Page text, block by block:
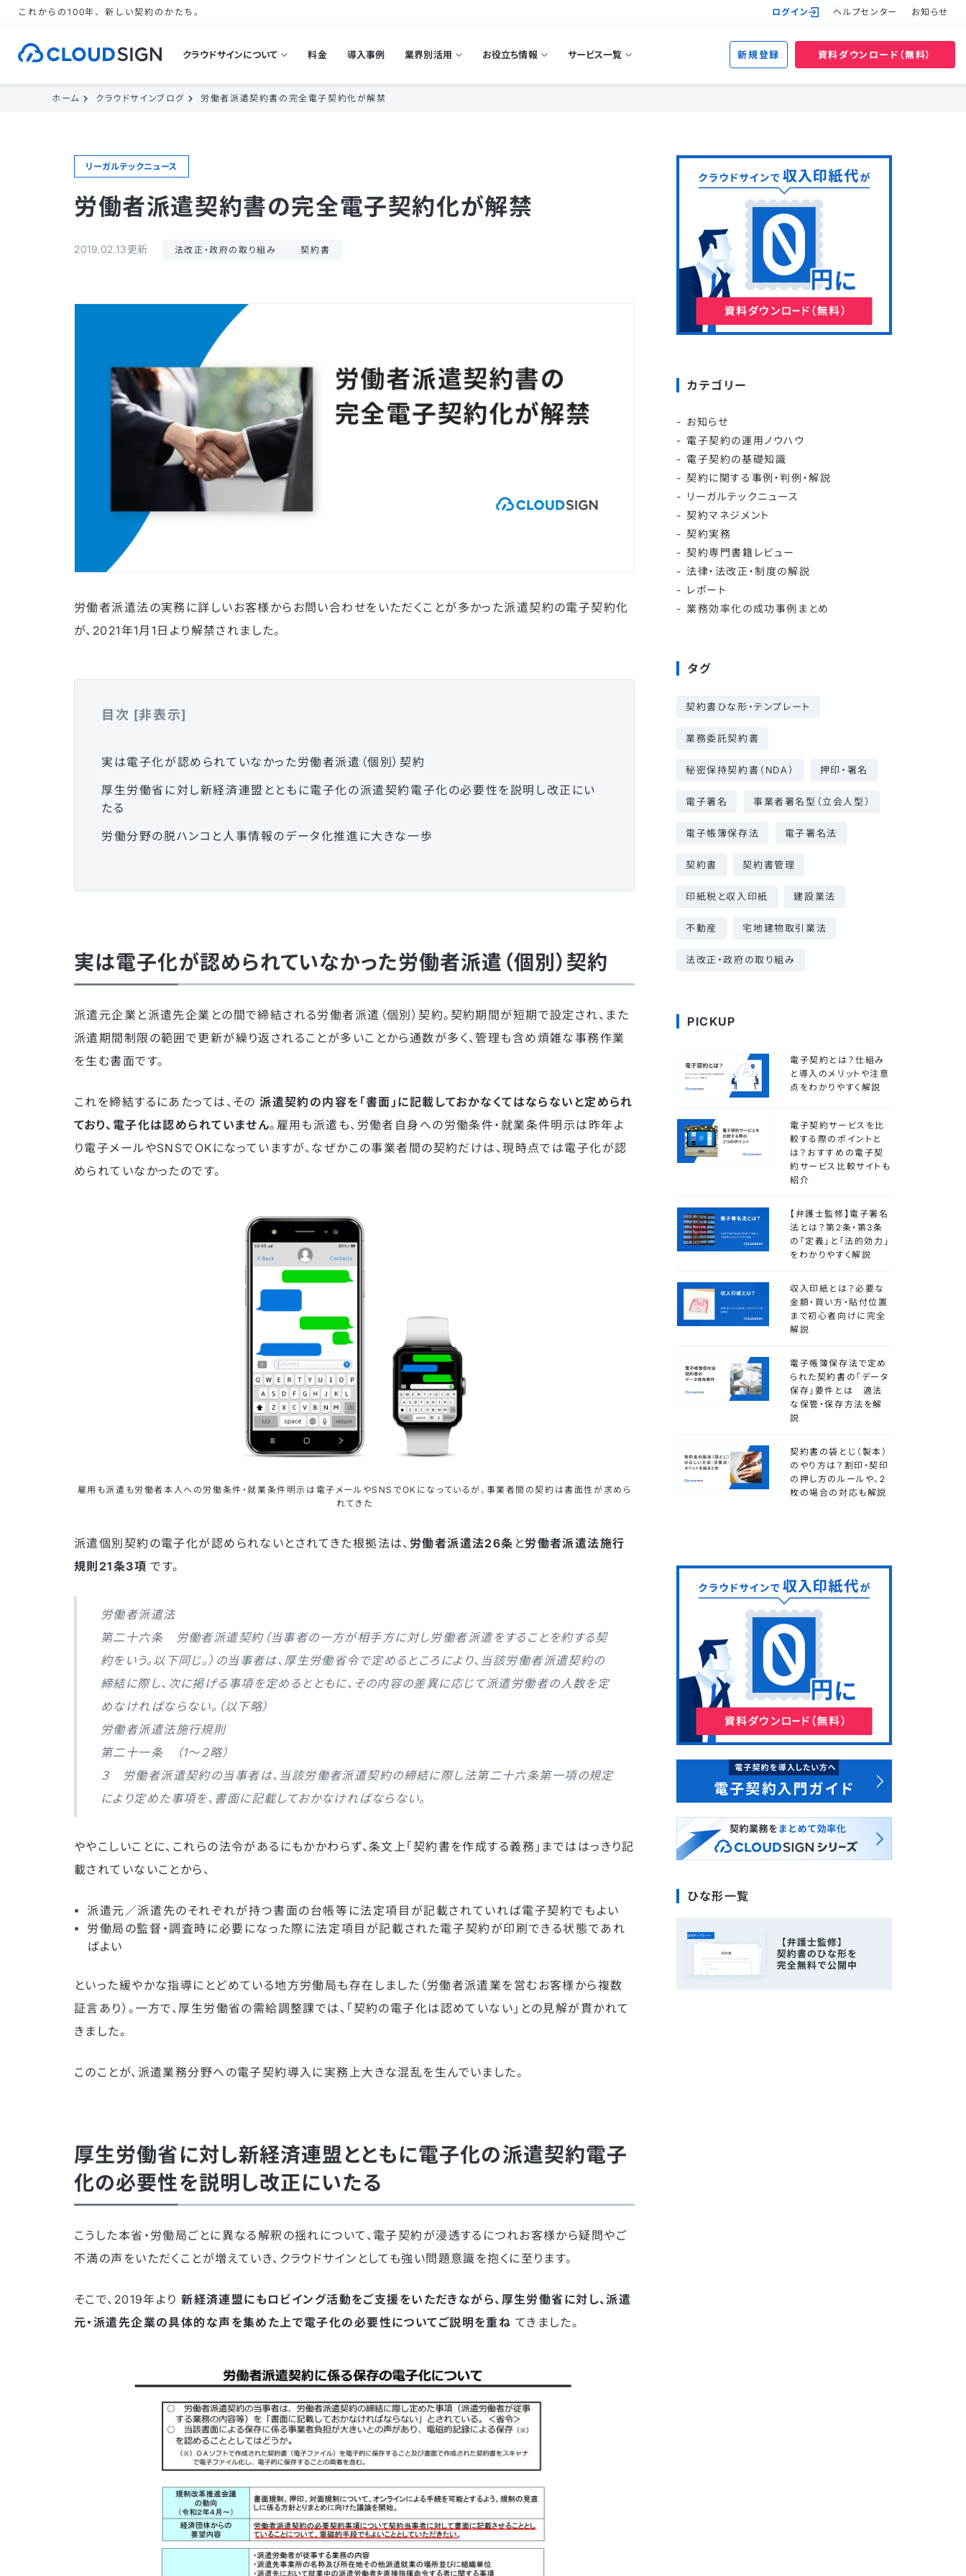
これからの100年、新しい契約のかたち。 ログイン ヘルプセンター お知らせ
クラウドサインについて 料金 導入事例 業界別活用 お役立ち情報 サービス一覧 新規登録 資料ダウンロード（無料）
ホーム クラウドサインブログ 労働者派遣契約書の完全電子契約化が解禁
リーガルテックニュース
労働者派遣契約書の完全電子契約化が解禁
2019.02.13更新 法改正・政府の取り組み 契約書
労働者派遣法の実務に詳しいお客様からお問い合わせをいただくことが多かった派遣契約の電子契約化
が、2021年1月1日より解禁されました。
目次 [非表示]
実は電子化が認められていなかった労働者派遣（個別）契約
厚生労働省に対し新経済連盟とともに電子化の派遣契約電子化の必要性を説明し改正にい
たる
労働分野の脱ハンコと人事情報のデータ化推進に大きな一歩
実は電子化が認められていなかった労働者派遣（個別）契約
派遣元企業と派遣先企業との間で締結される労働者派遣（個別）契約。契約期間が短期で設定され、また
派遣期間制限の範囲で更新が繰り返されることが多いことから通数が多く、管理も含め煩雑な事務作業
を生む書面です。
これを締結するにあたっては、その派遣契約の内容を「書面」に記載しておかなくてはならないと定められ
ており、電子化は認められていません。雇用も派遣も、労働者自身への労働条件・就業条件明示は昨年よ
り電子メールやSNSでOKになっていますが、なぜかこの事業者間の契約だけは、現時点では電子化が認
められていなかったのです。
雇用も派遣も労働者本人への労働条件・就業条件明示は電子メールやSNSでOKになっているが、事業者間の契約は書面性が求めら
れてきた
派遣個別契約の電子化が認められないとされてきた根拠法は、 労働者派遣法26条 と労働者派遣法施行
規則21条3項 です。
労働者派遣法
第二十六条 労働者派遣契約（当事者の一方が相手方に対し労働者派遣をすることを約する契
約をいう。以下同じ。）の当事者は、厚生労働省令で定めるところにより、当該労働者派遣契約の
締結に際し、次に掲げる事項を定めるとともに、その内容の差異に応じて派遣労働者の人数を定
めなければならない。（以下略）
労働者派遣法施行規則
第二十一条 （1〜２略）
３ 労働者派遣契約の当事者は、当該労働者派遣契約の締結に際し法第二十六条第一項の規定
により定めた事項を、書面に記載しておかなければならない。
ややこしいことに、これらの法令があるにもかかわらず、条文上「契約書を作成する義務」までははっきり記
載されていないことから、
派遣元／派遣先のそれぞれが持つ書面の台帳等に法定項目が記載されていれば電子契約でもよい
労働局の監督・調査時に必要になった際に法定項目が記載された電子契約が印刷できる状態であれ
ばよい
といった緩やかな指導にとどめている地方労働局も存在しました（労働者派遣業を営むお客様から複数
証言あり）。一方で、厚生労働省の需給調整課では、「契約の電子化は認めていない」との見解が貫かれて
きました。
このことが、派遣業務分野への電子契約導入に実務上大きな混乱を生んでいました。
厚生労働省に対し新経済連盟とともに電子化の派遣契約電子
化の必要性を説明し改正にいたる
こうした本省・労働局ごとに異なる解釈の揺れについて、電子契約が浸透するにつれお客様から疑問やご
不満の声をいただくことが増えていき、クラウドサインとしても強い問題意識を抱くに至ります。
そこで、2019年より新経済連盟にもロビイング活動をご支援をいただきながら、厚生労働省に対し、派遣
元・派遣先企業の具体的な声を集めた上で電子化の必要性についてご説明を重ね てきました。
カテゴリー
お知らせ
電子契約の運用ノウハウ
電子契約の基礎知識
契約に関する事例・判例・解説
リーガルテックニュース
契約マネジメント
契約実務
契約専門書籍レビュー
法律・法改正・制度の解説
レポート
業務効率化の成功事例まとめ
タグ
契約書ひな形・テンプレート
業務委託契約書
秘密保持契約書（NDA） 押印・署名
電子署名 事業者署名型（立会人型）
電子帳簿保存法 電子署名法
契約書 契約書管理
印紙税と収入印紙 建設業法
不動産 宅地建物取引業法
法改正・政府の取り組み
PICKUP
電子契約とは？仕組み
と導入のメリットや注意
点をわかりやすく解説
電子契約サービスを比
較する際のポイントと
は？おすすめの電子契
約サービス比較サイトも
紹介
【弁護士監修】電子署名
法とは？第2条・第3条
の「定義」と「法的効力」
をわかりやすく解説
収入印紙とは？必要な
金額・買い方・貼付位置
まで初心者向けに完全
解説
電子帳簿保存法で定め
られた契約書の「データ
保存」要件とは 適法
な保管・保存方法を解
説
契約書の袋とじ（製本）
のやり方は？割印・契印
の押し方のルールや、2
枚の場合の対応も解説
ひな形一覧